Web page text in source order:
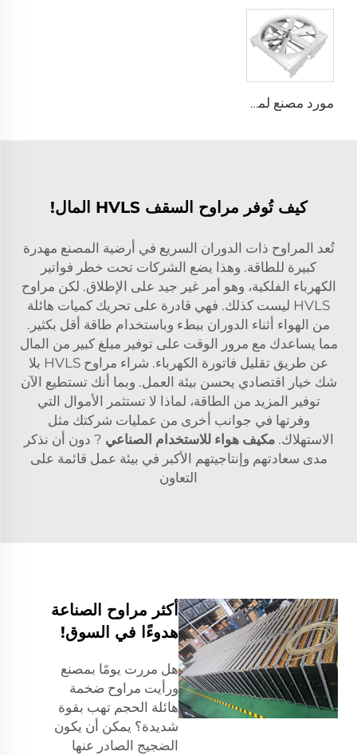
مورد مصنع لمراوح تدوير حجم 72 إنش نظام تهوية توفير طاقة لمزرعة الماشية
كيف تُوفر مراوح السقف HVLS المال!
تُعد المراوح ذات الدوران السريع في أرضية المصنع مهدرة
كبيرة للطاقة. وهذا يضع الشركات تحت خطر فواتير
الكهرباء الفلكية، وهو أمر غير جيد على الإطلاق. لكن مراوح
HVLS ليست كذلك. فهي قادرة على تحريك كميات هائلة
من الهواء أثناء الدوران ببطء وباستخدام طاقة أقل بكثير.
مما يساعدك مع مرور الوقت على توفير مبلغ كبير من المال
عن طريق تقليل فاتورة الكهرباء. شراء مراوح HVLS بلا
شك خيار اقتصادي يحسن بيئة العمل. وبما أنك تستطيع الآن
توفير المزيد من الطاقة، لماذا لا تستثمر الأموال التي
وفرتها في جوانب أخرى من عمليات شركتك مثل
الاستهلاك.مكيف هواء للاستخدام الصناعي ? دون أن نذكر
مدى سعادتهم وإنتاجيتهم الأكبر في بيئة عمل قائمة على
التعاون
أكثر مراوح الصناعة
هدوءًا في السوق!
هل مررت يومًا بمصنع
ورأيت مراوح ضخمة
هائلة الحجم تهب بقوة
شديدة؟ يمكن أن يكون
الضجيج الصادر عنها